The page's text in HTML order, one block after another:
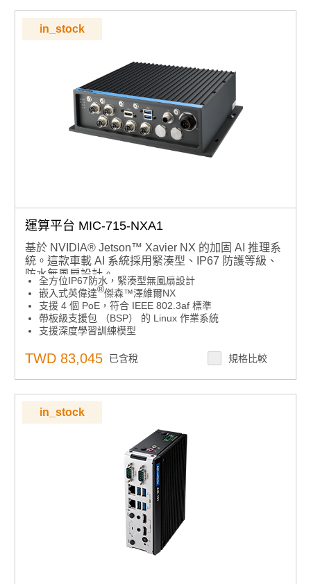
in_stock
運算平台 MIC-715-NXA1
基於 NVIDIA® Jetson™ Xavier NX 的加固 AI 推理系
統。這款車載 AI 系統採用緊湊型、IP67 防護等級、
防水無風扇設計。
全方位IP67防水，緊湊型無風扇設計
嵌入式英偉達®傑森™澤維爾NX
支援 4 個 PoE，符合 IEEE 802.3af 標準
帶板級支援包 （BSP） 的 Linux 作業系統
支援深度學習訓練模型
支援由Allxon提供支援的24/7安全遠程監控，控制和OTA
TWD 83,045 已含稅 規格比較
in_stock